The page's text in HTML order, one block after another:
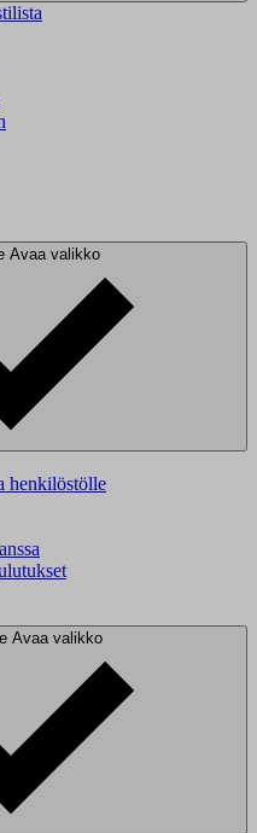
Avaa valikko
henkilöstölle
Avaa valikko